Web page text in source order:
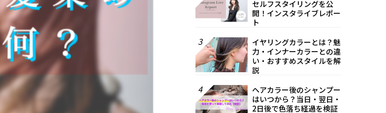
セルフスタイリングを公
開！インスタライブレポー
ト
3
イヤリングカラーとは？魅
力・インナーカラーとの違
い・おすすめスタイルを解
説
4
ヘアカラー後のシャンプー
はいつから？当日・翌日・
2日後で色落ち経過を検証